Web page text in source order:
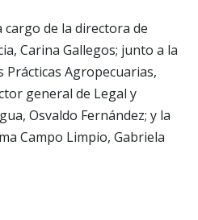
cargo de la directora de
Carina Gallegos; junto a la
Agropecuarias,
general de Legal y
Osvaldo Fernández; y la
Campo Limpio, Gabriela